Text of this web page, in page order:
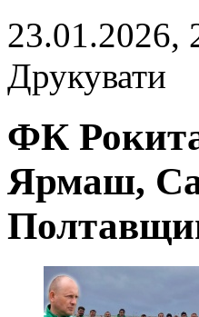
23.01.2026,
Друкувати
ФК
Ярмаш,